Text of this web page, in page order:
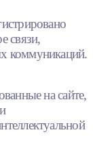
связи,
коммуникаций.
на сайте,